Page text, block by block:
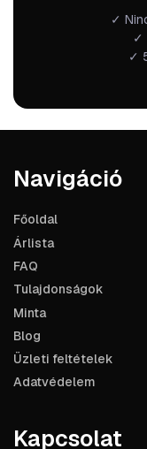
✓
✓
✓
Navigáció
Főoldal
Árlista
FAQ
Tulajdonságok
Minta
Blog
Üzleti feltételek
Adatvédelem
Kapcsolat